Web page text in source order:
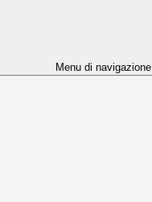
Menu di navigazione